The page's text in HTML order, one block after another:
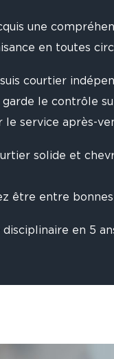
une
en toutes
courtier
garde le contrôle
le service après-
solide et
être entre
disciplinaire en 5